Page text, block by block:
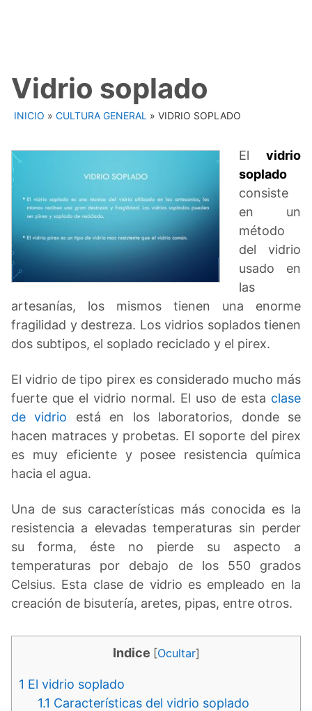
Vidrio soplado
INICIO » CULTURA GENERAL » VIDRIO SOPLADO
El vidrio
soplado
consiste
en un
método
del vidrio
usado en
las
artesanías, los mismos tienen una enorme
fragilidad y destreza. Los vidrios soplados tienen
dos subtipos, el soplado reciclado y el pirex.
El vidrio de tipo pirex es considerado mucho más
fuerte que el vidrio normal. El uso de esta clase
de vidrio está en los laboratorios, donde se
hacen matraces y probetas. El soporte del pirex
es muy eficiente y posee resistencia química
hacia el agua.
Una de sus características más conocida es la
resistencia a elevadas temperaturas sin perder
su forma, éste no pierde su aspecto a
temperaturas por debajo de los 550 grados
Celsius. Esta clase de vidrio es empleado en la
creación de bisutería, aretes, pipas, entre otros.
Indice [Ocultar]
1 El vidrio soplado
1.1 Características del vidrio soplado